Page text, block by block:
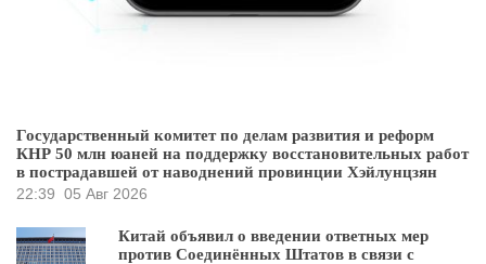
Государственный комитет по делам развития и реформ
КНР 50 млн юаней на поддержку восстановительных работ
в пострадавшей от наводнений провинции Хэйлунцзян
22:39 05 Авг 2026
Китай объявил о введении ответных мер
против Соединённых Штатов в связи с